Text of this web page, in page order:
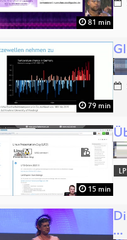
81 min
79 min
15 min
…